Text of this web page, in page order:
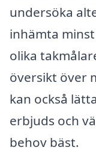
undersöka
inhämta
olika
översikt över
kan också
erbjuds och
behov bäst.